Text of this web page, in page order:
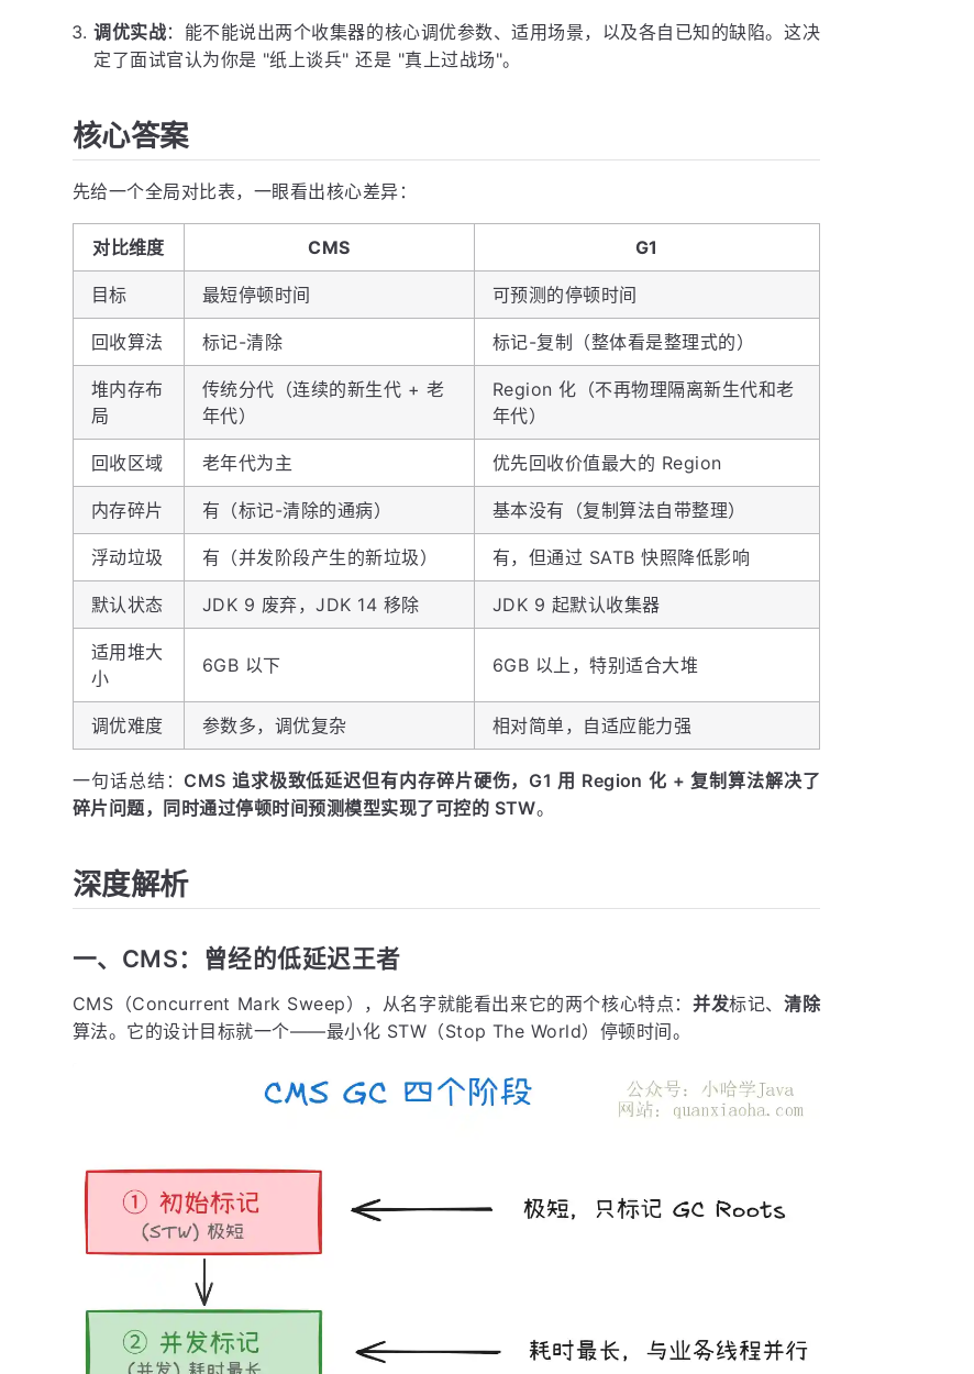
调优实战：能不能说出两个收集器的核心调优参数、适用场景，以及各自已知的缺陷。这决
定了面试官认为你是 "纸上谈兵" 还是 "真上过战场"。
核心答案
先给一个全局对比表，一眼看出核心差异：
对比维度 CMS G1
目标 最短停顿时间 可预测的停顿时间
回收算法 标记-清除 标记-复制（整体看是整理式的）
堆内存布
局
传统分代（连续的新生代 + 老
年代）
Region 化（不再物理隔离新生代和老
年代）
回收区域 老年代为主 优先回收价值最大的 Region
内存碎片 有（标记-清除的通病） 基本没有（复制算法自带整理）
浮动垃圾 有（并发阶段产生的新垃圾） 有，但通过 SATB 快照降低影响
默认状态 JDK 9 废弃，JDK 14 移除 JDK 9 起默认收集器
适用堆大
小
6GB 以下 6GB 以上，特别适合大堆
调优难度 参数多，调优复杂 相对简单，自适应能力强
一句话总结： CMS 追求极致低延迟但有内存碎片硬伤，G1 用 Region 化 + 复制算法解决了
碎片问题，同时通过停顿时间预测模型实现了可控的 STW。
深度解析
一、CMS：曾经的低延迟王者
CMS（Concurrent Mark Sweep），从名字就能看出来它的两个核心特点： 并发标记、 清除
算法。它的设计目标就一个——最小化 STW（Stop The World）停顿时间。